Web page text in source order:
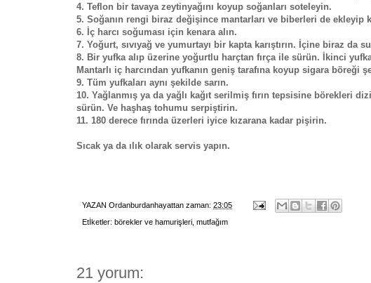
4. Teflon bir tavaya zeytinyağını koyup soğanları soteleyin.
5. Soğanın rengi biraz değişince mantarları ve biberleri de ekleyip
6. İç harcı soğuması için kenara alın.
7. Yoğurt, sıvıyağ ve yumurtayı bir kapta karıştırın. İçine biraz
8. Bir yufka alıp üzerine yoğurtlu harçtan fırça ile sürün. İkinci
Mantarlı iç harcından yufkanın geniş tarafına koyup sigara böreği
9. Tüm yufkaları aynı şekilde sarın.
10. Yağlanmış ya da yağlı kağıt serilmiş fırın tepsisine börekleri
sürün. Ve haşhaş tohumu serpiştirin.
11. 180 derece fırında üzerleri iyice kızarana kadar pişirin.
Sıcak ya da ılık olarak servis yapın.
YAZAN Ordanburdanhayattan zaman: 23:05
Etİketler: börekler ve hamurişleri mutfağım
21 yorum: